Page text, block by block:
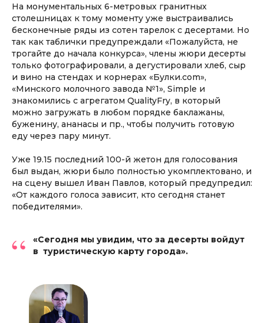
На монументальных 6-метровых гранитных
столешницах к тому моменту уже выстраивались
бесконечные ряды из сотен тарелок с десертами. Но
так как таблички предупреждали «Пожалуйста, не
трогайте до начала конкурса», члены жюри десерты
только фотографировали, а дегустировали хлеб, сыр
и вино на стендах и корнерах «Булки.соm»,
«Минского молочного завода №1», Simple и
знакомились с агрегатом QualityFry, в который
можно загружать в любом порядке баклажаны,
буженину, ананасы и пр., чтобы получить готовую
еду через пару минут.
Уже 19.15 последний 100-й жетон для голосования
был выдан, жюри было полностью укомплектовано, и
на сцену вышел Иван Павлов, который предупредил:
«От каждого голоса зависит, кто сегодня станет
победителями».
“
«Сегодня мы увидим, что за десерты войдут
в туристическую карту города».